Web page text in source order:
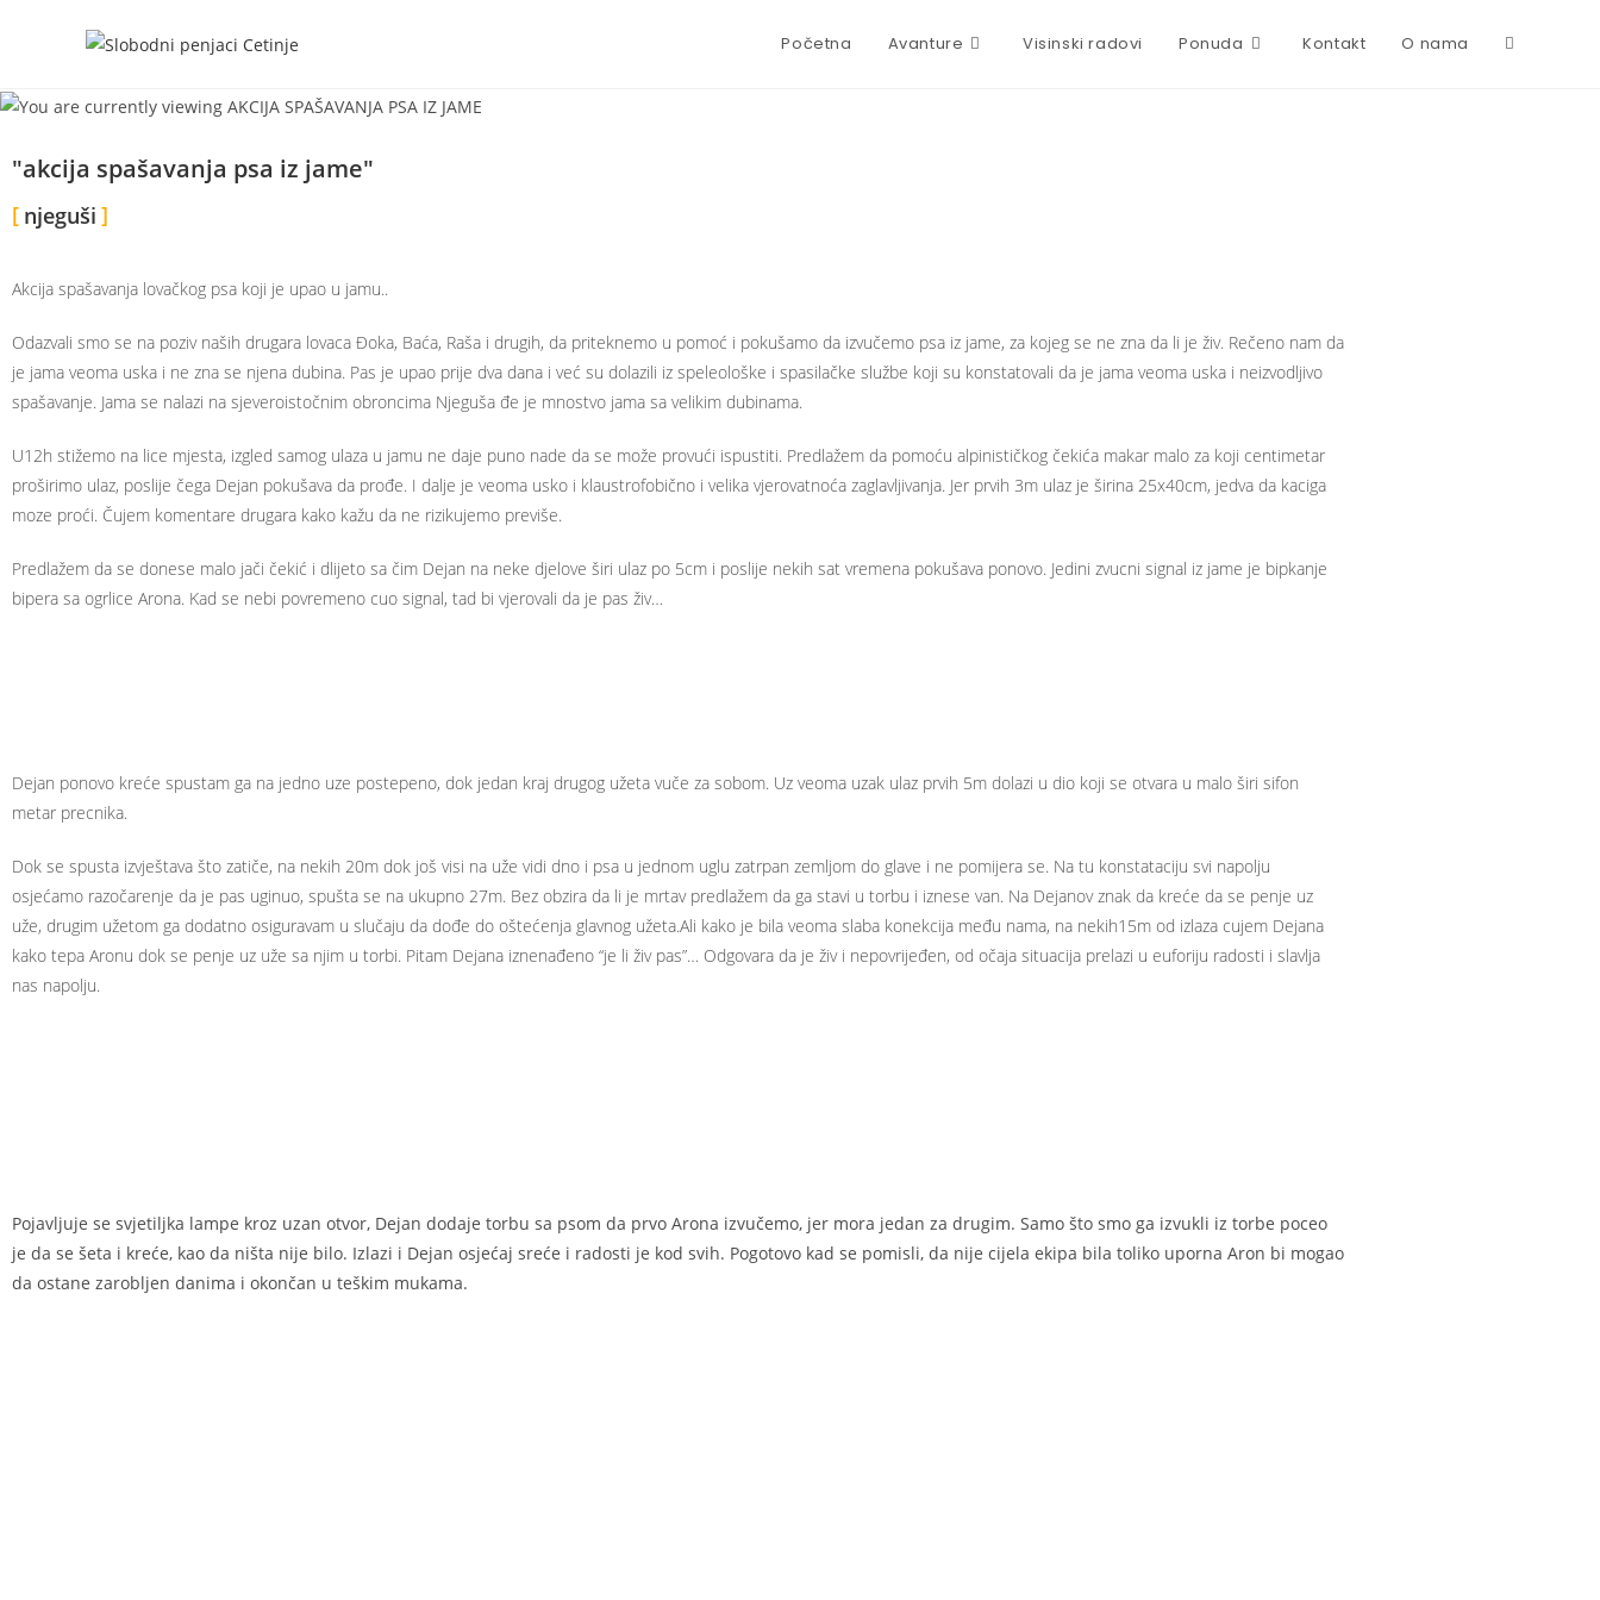
Početna Avanture Visinski radovi Ponuda Kontakt O nama
"akcija spašavanja psa iz jame"
njeguši
Akcija spašavanja lovačkog psa koji je upao u jamu..
Odazvali smo se na poziv naših drugara lovaca Đoka, Baća, Raša i drugih, da priteknemo u pomoć i pokušamo da izvučemo psa iz jame, za kojeg se ne zna da li je živ. Rečeno nam da
je jama veoma uska i ne zna se njena dubina. Pas je upao prije dva dana i već su dolazili iz speleološke i spasilačke službe koji su konstatovali da je jama veoma uska i neizvodljivo
spašavanje. Jama se nalazi na sjeveroistočnim obroncima Njeguša đe je mnostvo jama sa velikim dubinama.
U12h stižemo na lice mjesta, izgled samog ulaza u jamu ne daje puno nade da se može provući ispustiti. Predlažem da pomoću alpinističkog čekića makar malo za koji centimetar
proširimo ulaz, poslije čega Dejan pokušava da prođe. I dalje je veoma usko i klaustrofobično i velika vjerovatnoća zaglavljivanja. Jer prvih 3m ulaz je širina 25x40cm, jedva da kaciga
moze proći. Čujem komentare drugara kako kažu da ne rizikujemo previše.
Predlažem da se donese malo jači čekić i dlijeto sa čim Dejan na neke djelove širi ulaz po 5cm i poslije nekih sat vremena pokušava ponovo. Jedini zvucni signal iz jame je bipkanje
bipera sa ogrlice Arona. Kad se nebi povremeno cuo signal, tad bi vjerovali da je pas živ…
Dejan ponovo kreće spustam ga na jedno uze postepeno, dok jedan kraj drugog užeta vuče za sobom. Uz veoma uzak ulaz prvih 5m dolazi u dio koji se otvara u malo širi sifon
metar precnika.
Dok se spusta izvještava što zatiče, na nekih 20m dok još visi na uže vidi dno i psa u jednom uglu zatrpan zemljom do glave i ne pomijera se. Na tu konstataciju svi napolju
osjećamo razočarenje da je pas uginuo, spušta se na ukupno 27m. Bez obzira da li je mrtav predlažem da ga stavi u torbu i iznese van. Na Dejanov znak da kreće da se penje uz
uže, drugim užetom ga dodatno osiguravam u slučaju da dođe do oštećenja glavnog užeta.Ali kako je bila veoma slaba konekcija među nama, na nekih15m od izlaza cujem Dejana
kako tepa Aronu dok se penje uz uže sa njim u torbi. Pitam Dejana iznenađeno “je li živ pas”… Odgovara da je živ i nepovrijeđen, od očaja situacija prelazi u euforiju radosti i slavlja
nas napolju.
Pojavljuje se svjetiljka lampe kroz uzan otvor, Dejan dodaje torbu sa psom da prvo Arona izvučemo, jer mora jedan za drugim. Samo što smo ga izvukli iz torbe poceo
je da se šeta i kreće, kao da ništa nije bilo. Izlazi i Dejan osjećaj sreće i radosti je kod svih. Pogotovo kad se pomisli, da nije cijela ekipa bila toliko uporna Aron bi mogao
da ostane zarobljen danima i okončan u teškim mukama.